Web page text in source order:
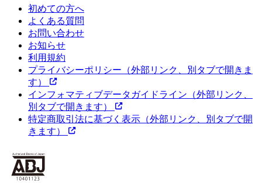
初めての方へ
よくある質問
お問い合わせ
お知らせ
利用規約
プライバシーポリシー （外部リンク、別タブで開きま
す）
インフォマティブデータガイドライン （外部リンク、
別タブで開きます）
特定商取引法に基づく表示 （外部リンク、別タブで開
きます）